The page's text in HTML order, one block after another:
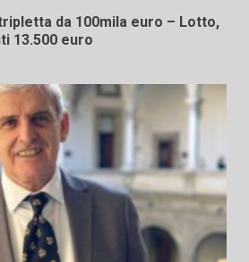
da 100mila euro – Lotto,
13.500 euro